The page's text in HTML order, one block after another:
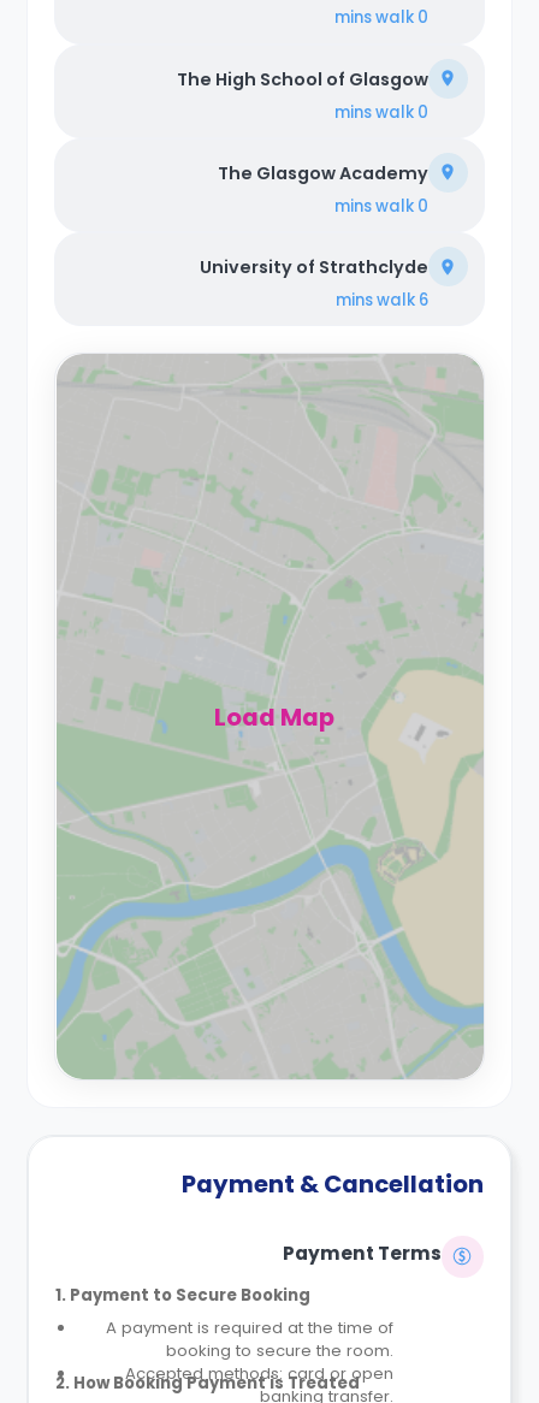
0 mins
walk
The High School of Glasgow
0 mins
walk
The Glasgow Academy
0 mins
walk
University of Strathclyde
6 mins
walk
Load Map
Payment & Cancellation
Payment Terms
1. Payment to Secure Booking
A payment is required at the time of
booking to secure the room.
Accepted methods: card or open
banking transfer.
2. How Booking Payment is Treated